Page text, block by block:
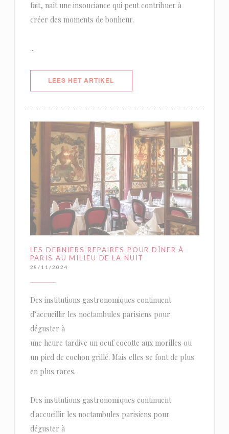
fait, naît une insouciance qui peut contribuer à
créer des moments de bonheur.
...
LEES HET ARTIKEL
LES DERNIERS REPAIRES POUR DÎNER À
PARIS AU MILIEU DE LA NUIT
28/11/2024
Des institutions gastronomiques continuent
d’accueillir les noctambules parisiens pour
déguster à
une heure tardive un oeuf cocotte aux morilles ou
un pied de cochon grillé. Mais elles se font de plus
en plus rares.
Des institutions gastronomiques continuent
d'accueillir les noctambules parisiens pour
déguster à